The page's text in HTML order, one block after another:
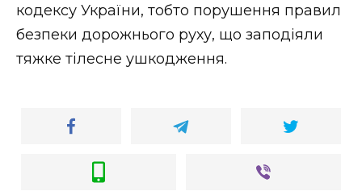
кодексу України, тобто порушення правил
безпеки дорожнього руху, що заподіяли
тяжке тілесне ушкодження.